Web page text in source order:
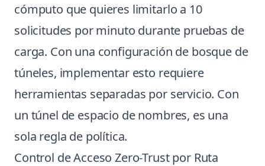
cómputo que quieres limitarlo a 10
solicitudes por minuto durante pruebas de
carga. Con una configuración de bosque de
túneles, implementar esto requiere
herramientas separadas por servicio. Con
un túnel de espacio de nombres, es una
sola regla de política.
Control de Acceso Zero-Trust por Ruta